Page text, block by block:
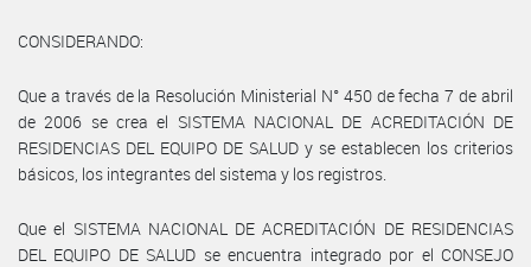
CONSIDERANDO:
Que a través de la Resolución Ministerial N° 450 de fecha 7 de abril
de 2006 se crea el SISTEMA NACIONAL DE ACREDITACIÓN DE
RESIDENCIAS DEL EQUIPO DE SALUD y se establecen los criterios
básicos, los integrantes del sistema y los registros.
Que el SISTEMA NACIONAL DE ACREDITACIÓN DE RESIDENCIAS
DEL EQUIPO DE SALUD se encuentra integrado por el CONSEJO